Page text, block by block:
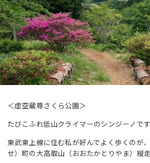
＜虚空蔵尊さくら公園＞
たびこふれ低山クライマーのシンジーノです
東武東上線に住む私が好んでよく歩くのが
せ）町の大高取山（おおたかとりやま）縦走